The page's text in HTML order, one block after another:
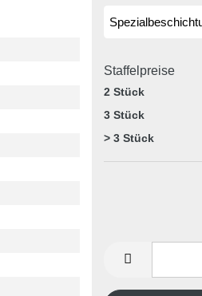
Staffelpreise
2 Stück
3 Stück
> 3 Stück